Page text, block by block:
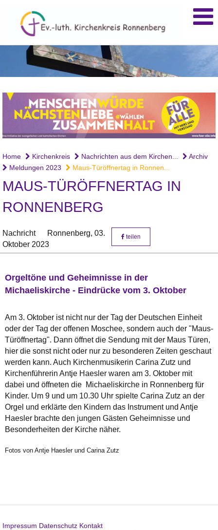
Home Kirchenkreis Nachrichten aus dem Kirchen...
Archiv
Meldungen 2023
Maus-Türöffnertag in Ronnen...
MAUS-TÜRÖFFNERTAG IN
RONNENBERG
Nachricht Ronnenberg, 03.
Oktober 2023
teilen
Orgeltöne und Geheimnisse in der
Michaeliskirche - Eindrücke vom 3. Oktober
Am 3. Oktober ist nicht nur der Tag der Deutschen Einheit
oder der Tag der offenen Moschee, sondern auch der "Maus-
Türöffnertag". Dann öffnet die Sendung mit der Maus Türen,
hier die sonst nicht oder nur zu besonderen Zeiten geschaut
werden kann. Auch Kirchenmusikerin Carina Zutz und
Kirchenführerin Antje Haesler waren am 3. Oktober mit
dabei und öffneten die Michaeliskirche in Ronnenberg für
Kinder. Um 9 und um 10.30 Uhr spielte Carina Zutz an der
Orgel und erklärte den Kindern das Instrument und Antje
Haesler brachte den jungen Gästen Geheimnisse und
Besonderheiten der Kirche näher.
Fotos von Antje Haesler und Carina Zutz
Impressum Datenschutz Kontakt